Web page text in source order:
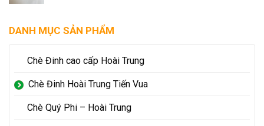
DANH MỤC SẢN PHẨM
Chè Đinh cao cấp Hoài Trung
Chè Đinh Hoài Trung Tiến Vua
Chè Quý Phi – Hoài Trung